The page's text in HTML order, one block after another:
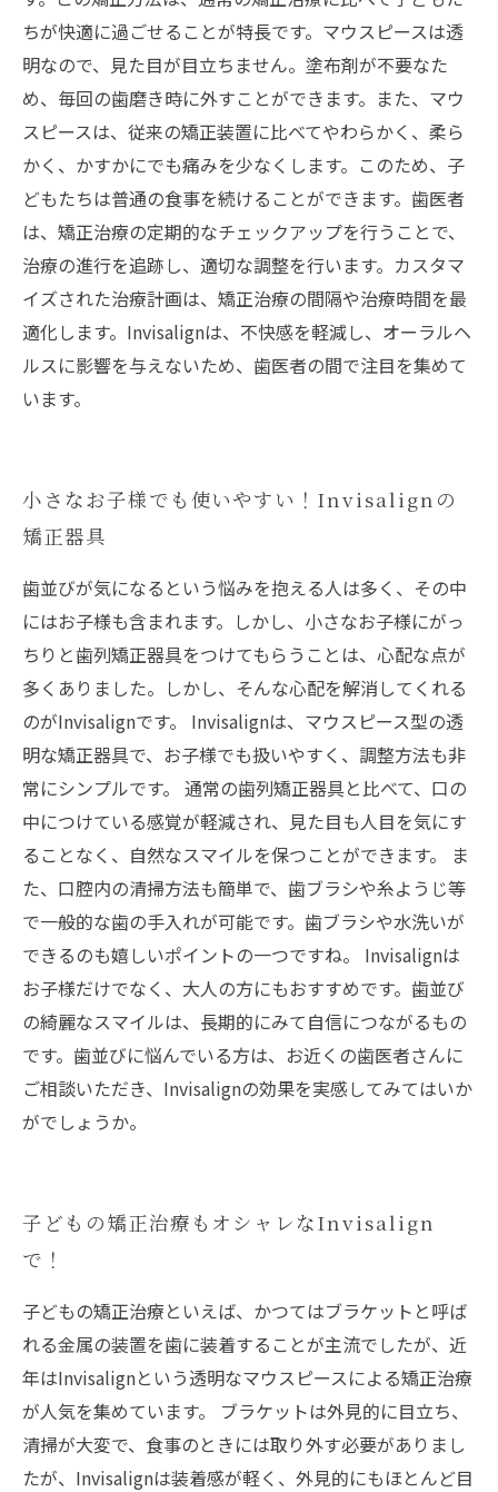
ちが快適に過ごせることが特長です。マウスピースは透
明なので、見た目が目立ちません。塗布剤が不要なた
め、毎回の歯磨き時に外すことができます。また、マウ
スピースは、従来の矯正装置に比べてやわらかく、柔ら
かく、かすかにでも痛みを少なくします。このため、子
どもたちは普通の食事を続けることができます。歯医者
は、矯正治療の定期的なチェックアップを行うことで、
治療の進行を追跡し、適切な調整を行います。カスタマ
イズされた治療計画は、矯正治療の間隔や治療時間を最
適化します。Invisalignは、不快感を軽減し、オーラルヘ
ルスに影響を与えないため、歯医者の間で注目を集めて
います。
小さなお子様でも使いやすい！Invisalignの
矯正器具
歯並びが気になるという悩みを抱える人は多く、その中
にはお子様も含まれます。しかし、小さなお子様にがっ
ちりと歯列矯正器具をつけてもらうことは、心配な点が
多くありました。しかし、そんな心配を解消してくれる
のがInvisalignです。 Invisalignは、マウスピース型の透
明な矯正器具で、お子様でも扱いやすく、調整方法も非
常にシンプルです。 通常の歯列矯正器具と比べて、口の
中につけている感覚が軽減され、見た目も人目を気にす
ることなく、自然なスマイルを保つことができます。 ま
た、口腔内の清掃方法も簡単で、歯ブラシや糸ようじ等
で一般的な歯の手入れが可能です。歯ブラシや水洗いが
できるのも嬉しいポイントの一つですね。 Invisalignは
お子様だけでなく、大人の方にもおすすめです。歯並び
の綺麗なスマイルは、長期的にみて自信につながるもの
です。歯並びに悩んでいる方は、お近くの歯医者さんに
ご相談いただき、Invisalignの効果を実感してみてはいか
がでしょうか。
子どもの矯正治療もオシャレなInvisalign
で！
子どもの矯正治療といえば、かつてはブラケットと呼ば
れる金属の装置を歯に装着することが主流でしたが、近
年はInvisalignという透明なマウスピースによる矯正治療
が人気を集めています。 ブラケットは外見的に目立ち、
清掃が大変で、食事のときには取り外す必要がありまし
たが、Invisalignは装着感が軽く、外見的にもほとんど目